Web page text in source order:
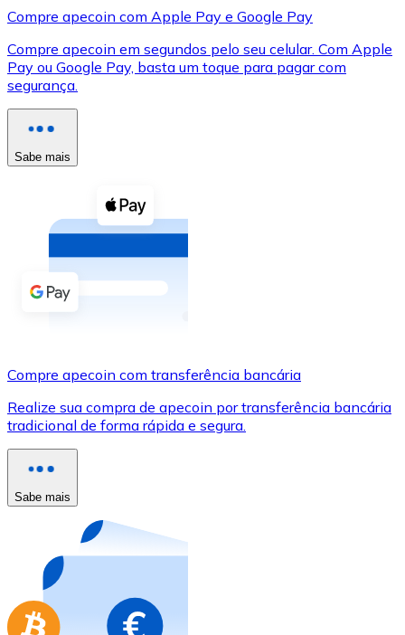
XRP
XRP
Ver tudo
Cupons cripto
Compre criptomoedas com dinheiro e outros
Comprar com dinheiro
Transferência SEPA
Use cartões Visa e Mastercard para comprar
Comprar com cartão
Compre cartões-presente das suas marcas favoritas
Ir para a loja de cartões-presente
Compre apecoin com Apple Pay e Google Pay
Compre apecoin em segundos pelo seu celular. Com Apple
Pay ou Google Pay, basta um toque para pagar com
segurança.
Sabe mais
Compre apecoin com transferência bancária
Realize sua compra de apecoin por transferência bancária
tradicional de forma rápida e segura.
Sabe mais